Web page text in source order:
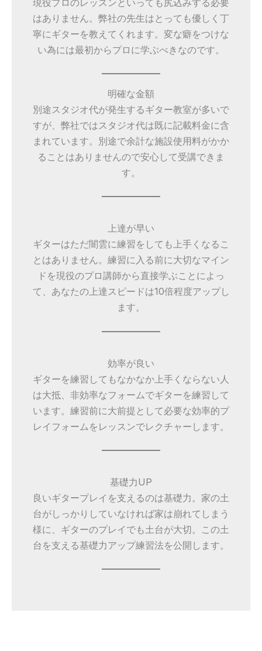
はありません。弊社の先生はとっても優しく丁
寧にギターを教えてくれます。変な癖をつけな
い為には最初からプロに学ぶべきなのです。
明確な金額
別途スタジオ代が発生するギター教室が多いで
すが、弊社ではスタジオ代は既に記載料金に含
まれています。別途で余計な施設使用料がかか
ることはありませんので安心して受講できま
す。
上達が早い
ギターはただ闇雲に練習をしても上手くなるこ
とはありません。練習に入る前に大切なマイン
ドを現役のプロ講師から直接学ぶことによっ
て、あなたの上達スピードは10倍程度アップし
ます。
効率が良い
ギターを練習してもなかなか上手くならない人
は大抵、非効率なフォームでギターを練習して
います。練習前に大前提として必要な効率的プ
レイフォームをレッスンでレクチャーします。
基礎力UP
良いギタープレイを支えるのは基礎力。家の土
台がしっかりしていなければ家は崩れてしまう
様に、ギターのプレイでも土台が大切。この土
台を支える基礎力アップ練習法を公開します。